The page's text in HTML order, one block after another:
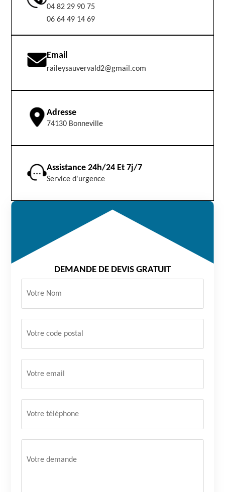
04 82 29 90 75
06 64 49 14 69
Email
raileysauvervald2@gmail.com
Adresse
74130 Bonneville
Assistance 24h/24 Et 7j/7
Service d'urgence
DEMANDE DE DEVIS GRATUIT